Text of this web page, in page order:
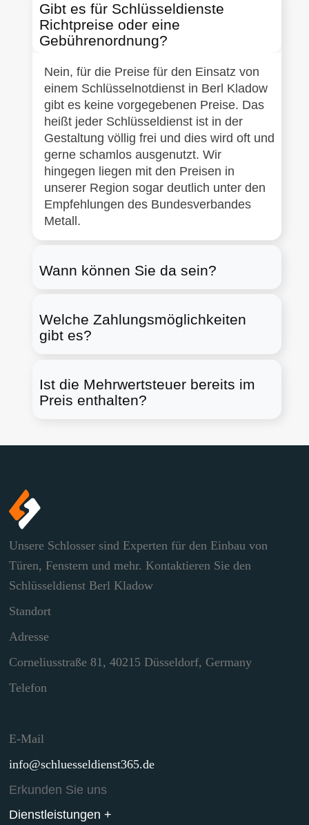
Gibt es für Schlüsseldienste
Richtpreise oder eine
Gebührenordnung?
Nein, für die Preise für den Einsatz von
einem Schlüsselnotdienst in Berl Kladow
gibt es keine vorgegebenen Preise. Das
heißt jeder Schlüsseldienst ist in der
Gestaltung völlig frei und dies wird oft und
gerne schamlos ausgenutzt. Wir
hingegen liegen mit den Preisen in
unserer Region sogar deutlich unter den
Empfehlungen des Bundesverbandes
Metall.
Wann können Sie da sein?
Welche Zahlungsmöglichkeiten
gibt es?
Ist die Mehrwertsteuer bereits im
Preis enthalten?
Unsere Schlosser sind Experten für den Einbau von
Türen, Fenstern und mehr. Kontaktieren Sie den
Schlüsseldienst Berl Kladow
Standort
Adresse
Corneliusstraße 81, 40215 Düsseldorf, Germany
Telefon
E-Mail
info@schluesseldienst365.de
Erkunden Sie uns
Dienstleistungen +